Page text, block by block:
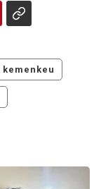
kemenkeu